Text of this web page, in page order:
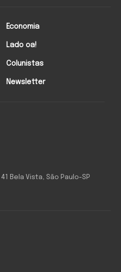
Bela Vista, São Paulo-SP
Economia
Lado oa!
Colunistas
Newsletter